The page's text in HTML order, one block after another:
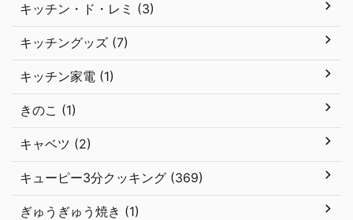
キッチン・ド・レミ (3)
キッチングッズ (7)
キッチン家電 (1)
きのこ (1)
キャベツ (2)
キューピー3分クッキング (369)
ぎゅうぎゅう焼き (1)